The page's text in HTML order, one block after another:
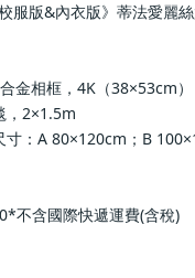
校服版&內衣版》蒂法
金相框，4K（38×53cm）
，2×1.5m
尺寸：A 80×120cm；
/裝飾畫
不含國際快遞運
C